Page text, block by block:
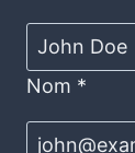
Nom *